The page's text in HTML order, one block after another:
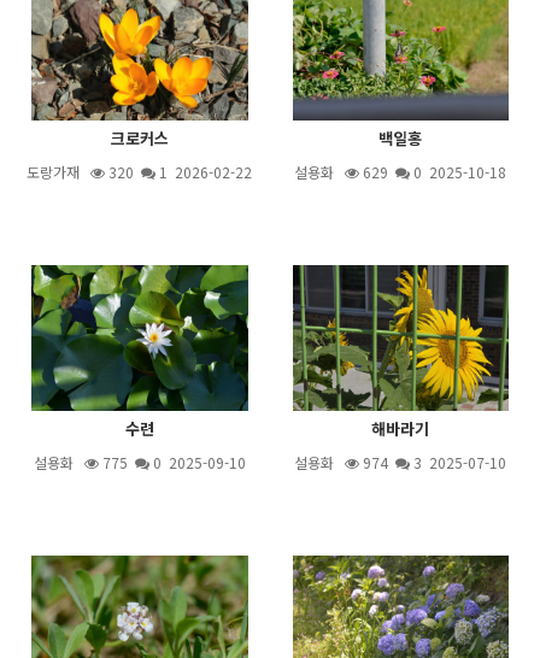
크로커스
도랑가재 320 1 2026-02-22
백일홍
설용화 629 0 2025-10-18
수련
설용화 775 0 2025-09-10
해바라기
설용화 974 3 2025-07-10